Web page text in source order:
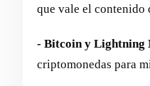
que vale el contenido
- Bitcoin y Lightning
criptomonedas para